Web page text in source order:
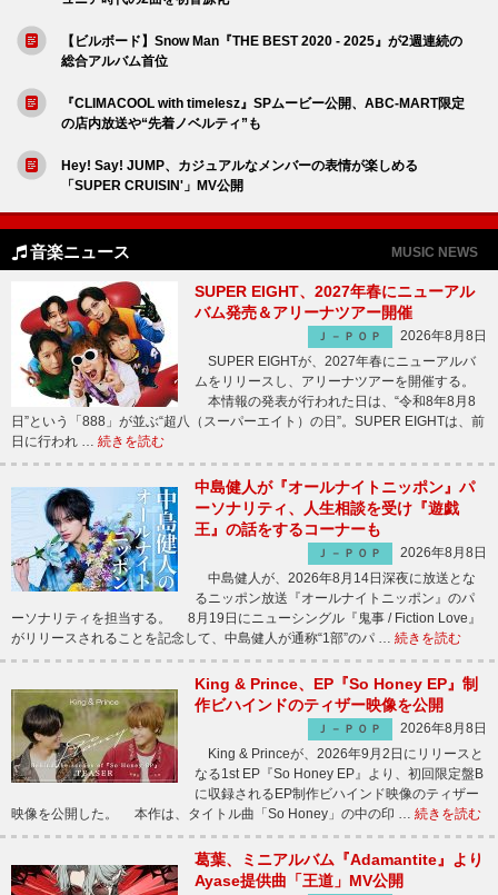
【ビルボード】Snow Man『THE BEST 2020 - 2025』が2週連続の
総合アルバム首位
『CLIMACOOL with timelesz』SPムービー公開、ABC-MART限定
の店内放送や“先着ノベルティ”も
Hey! Say! JUMP、カジュアルなメンバーの表情が楽しめる
「SUPER CRUISIN'」MV公開
音楽ニュース MUSIC NEWS
SUPER EIGHT、2027年春にニューアル
バム発売＆アリーナツアー開催
Ｊ－ＰＯＰ
2026年8月8日
SUPER EIGHTが、2027年春にニューアルバ
ムをリリースし、アリーナツアーを開催する。
本情報の発表が行われた日は、“令和8年8月8
日”という「888」が並ぶ“超八（スーパーエイト）の日”。SUPER EIGHTは、前
日に行われ … 続きを読む
中島健人が『オールナイトニッポン』パ
ーソナリティ、人生相談を受け『遊戯
王』の話をするコーナーも
Ｊ－ＰＯＰ
2026年8月8日
中島健人が、2026年8月14日深夜に放送とな
るニッポン放送『オールナイトニッポン』のパ
ーソナリティを担当する。 8月19日にニューシングル『鬼事 / Fiction Love』
がリリースされることを記念して、中島健人が通称“1部”のパ … 続きを読む
King & Prince、EP『So Honey EP』制
作ビハインドのティザー映像を公開
Ｊ－ＰＯＰ
2026年8月8日
King & Princeが、2026年9月2日にリリースと
なる1st EP『So Honey EP』より、初回限定盤B
に収録されるEP制作ビハインド映像のティザー
映像を公開した。 本作は、タイトル曲「So Honey」の中の印 … 続きを読む
葛葉、ミニアルバム『Adamantite』より
Ayase提供曲「王道」MV公開